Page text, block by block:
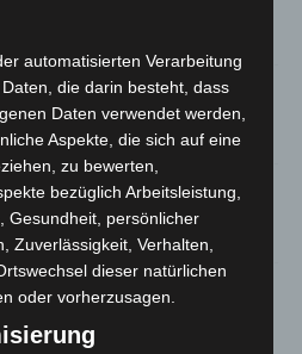
feiern in Hildesheim
Susann Mehring zeigt ihre
Isernhagen
startet zwischen Hannover-West
zurück
automatisierten Verarbeitung
die darin besteht, dass
Daten verwendet werden,
Aspekte, die sich auf eine
zu bewerten,
bezüglich Arbeitsleistung,
Gesundheit, persönlicher
Zuverlässigkeit, Verhalten,
dieser natürlichen
oder vorherzusagen.